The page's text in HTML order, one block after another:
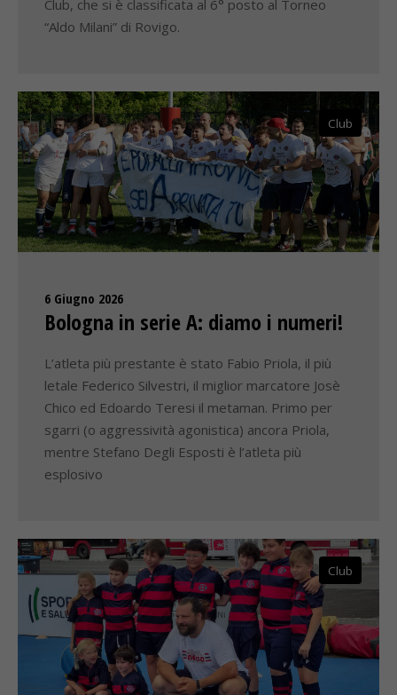
Club, che si è classificata al 6° posto al Torneo
“Aldo Milani” di Rovigo.
Club
6 Giugno 2026
Bologna in serie A: diamo i numeri!
L’atleta più prestante è stato Fabio Priola, il più
letale Federico Silvestri, il miglior marcatore Josè
Chico ed Edoardo Teresi il metaman. Primo per
sgarri (o aggressività agonistica) ancora Priola,
mentre Stefano Degli Esposti è l’atleta più
esplosivo
Club